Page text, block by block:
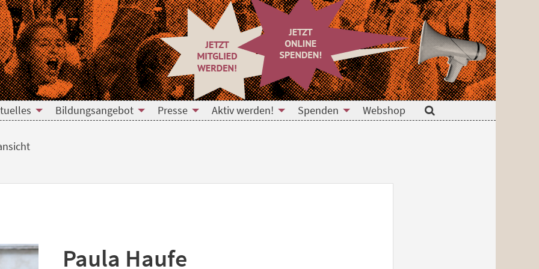
Bildungsangebot Presse Aktiv werden! Spenden Webshop
Paula Haufe